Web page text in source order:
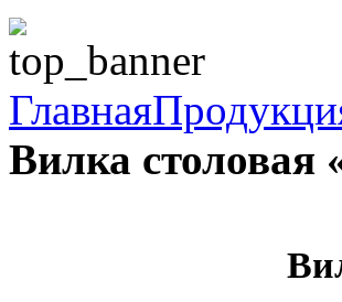
Главная
Вилка столовая